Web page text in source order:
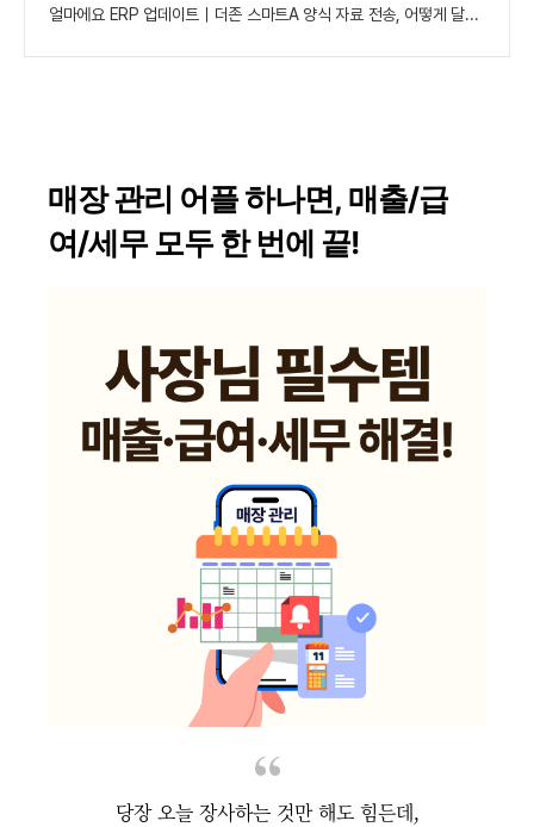
얼마에요 ERP 업데이트｜더존 스마트A 양식 자료 전송, 어떻게 달라졌나요?
매장 관리 어플 하나면, 매출/급
여/세무 모두 한 번에 끝!
당장 오늘 장사하는 것만 해도 힘든데,